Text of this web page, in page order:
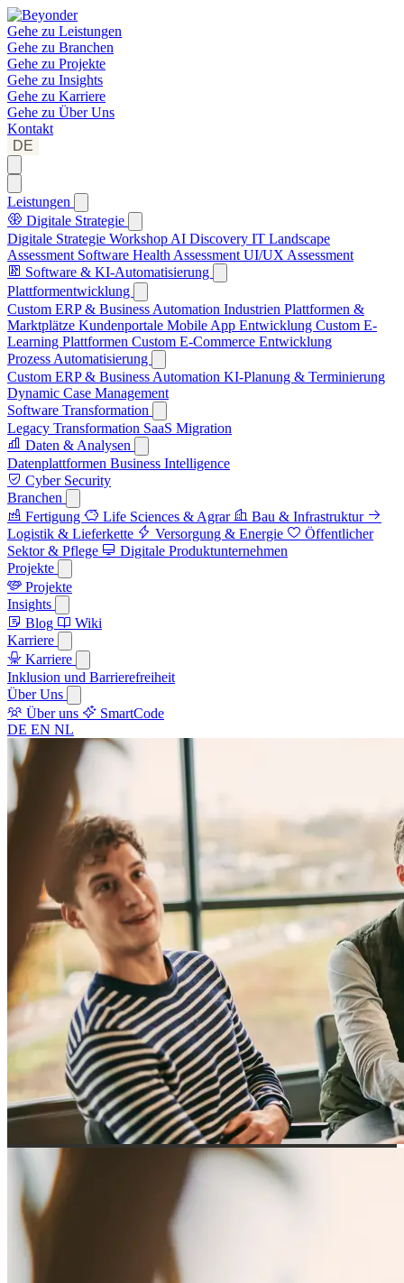
Gehe zu Leistungen
Gehe zu Branchen
Gehe zu Projekte
Gehe zu Insights
Gehe zu Karriere
Gehe zu Über Uns
Kontakt
DE
Leistungen
Digitale Strategie
Digitale Strategie Workshop AI Discovery IT Landscape
Assessment Software Health Assessment UI/UX Assessment
Software & KI-Automatisierung
Plattformentwicklung
Custom ERP & Business Automation Industrien Plattformen &
Marktplätze Kundenportale Mobile App Entwicklung Custom E-
Learning Plattformen Custom E-Commerce Entwicklung
Prozess Automatisierung
Custom ERP & Business Automation KI-Planung & Terminierung
Dynamic Case Management
Software Transformation
Legacy Transformation SaaS Migration
Daten & Analysen
Datenplattformen Business Intelligence
Cyber Security
Branchen
Fertigung
Life Sciences & Agrar
Bau & Infrastruktur
Logistik & Lieferkette
Versorgung & Energie
Öffentlicher
Sektor & Pflege
Digitale Produktunternehmen
Projekte
Projekte
Insights
Blog
Wiki
Karriere
Karriere
Inklusion und Barrierefreiheit
Über Uns
Über uns
SmartCode
DE EN NL